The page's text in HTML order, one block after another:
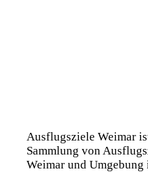
Ausflugsziele Weimar
Sammlung von
Weimar und